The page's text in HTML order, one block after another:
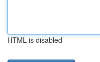
HTML is disabled